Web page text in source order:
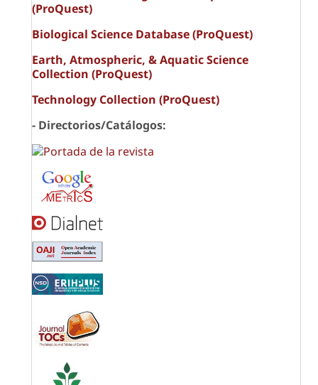
(ProQuest)
Biological Science Database (ProQuest)
Earth, Atmospheric, & Aquatic Science
Collection (ProQuest)
Technology Collection (ProQuest)
- Directorios/Catálogos: